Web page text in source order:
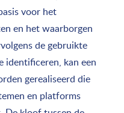
voor het
en het waarborgen
de gebruikte
identificeren, kan een
gerealiseerd die
en platforms